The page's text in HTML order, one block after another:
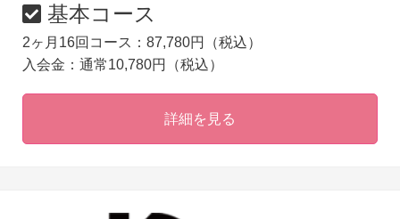
基本コース
2ヶ月16回コース：87,780円（税込）
入会金：通常10,780円（税込）
詳細を見る